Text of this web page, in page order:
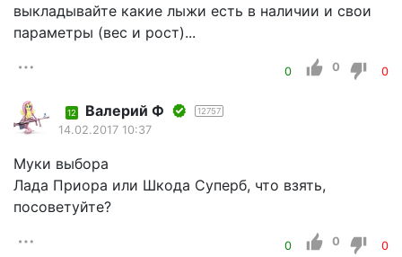
выкладывайте какие лыжи есть в наличии и свои
параметры (вес и рост)...
0 0 0
12 Валерий Ф 12757
14.02.2017 10:37
Муки выбора
Лада Приора или Шкода Суперб, что взять,
посоветуйте?
0 0 0